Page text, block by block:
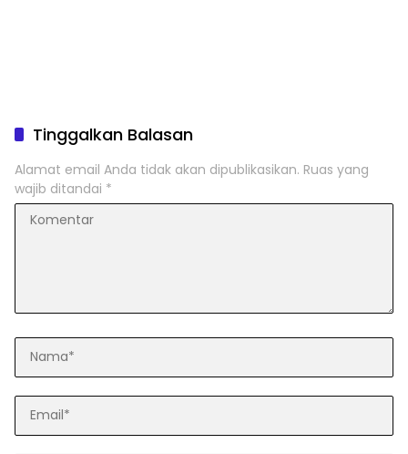
Tinggalkan Balasan
Alamat email Anda tidak akan dipublikasikan. Ruas yang
wajib ditandai *